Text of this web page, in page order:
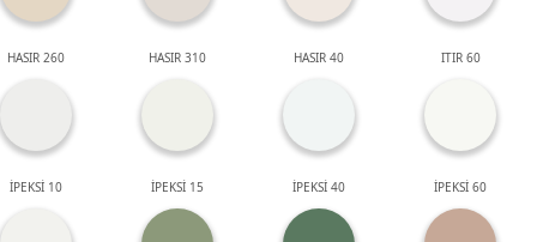
HASIR 260 HASIR 310 HASIR 40 ITIR 60
İPEKSİ 10 İPEKSİ 15 İPEKSİ 40 İPEKSİ 60